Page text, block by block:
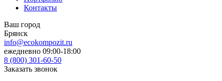
Контакты
Ваш город
Брянск
info@ecokompozit.ru
ежедневно 09:00-18:00
8 (800) 301-60-50
Заказать звонок